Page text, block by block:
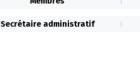
Secrétaire administratif